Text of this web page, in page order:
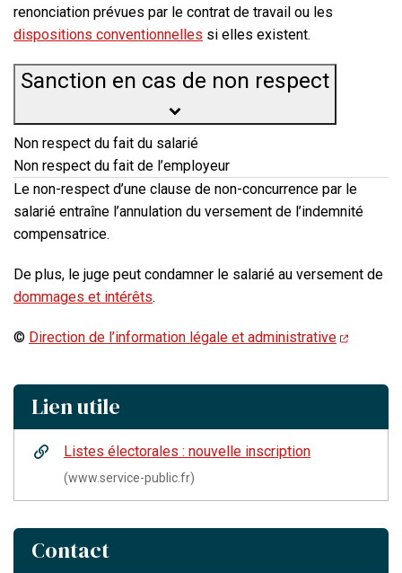
renonciation prévues par le contrat de travail ou les
dispositions conventionnelles si elles existent.
Sanction en cas de non respect
Non respect du fait du salarié
Non respect du fait de l’employeur
Le non-respect d’une clause de non-concurrence par le
salarié entraîne l’annulation du versement de l’indemnité
compensatrice.
De plus, le juge peut condamner le salarié au versement de
dommages et intérêts.
© Direction de l’information légale et administrative
Lien utile
Listes électorales : nouvelle inscription
(www.service-public.fr)
Contact